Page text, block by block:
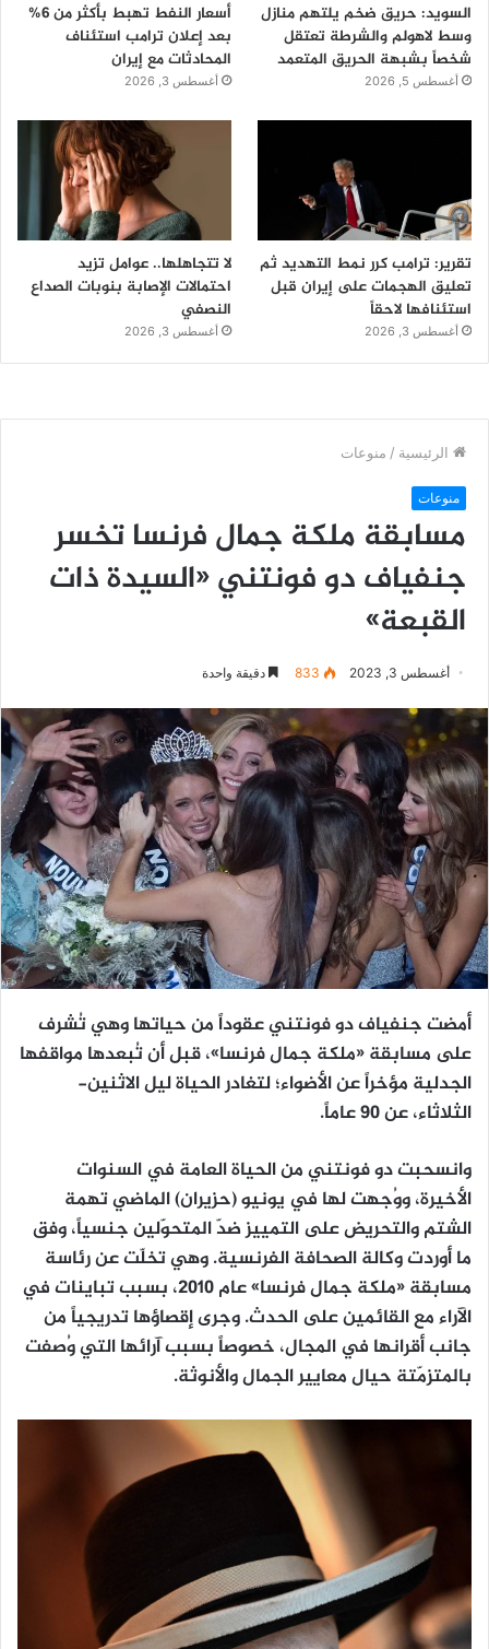
السويد: حريق ضخم يلتهم منازل
وسط لاهولم والشرطة تعتقل
شخصاً بشبهة الحريق المتعمد
أغسطس 5, 2026
أسعار النفط تهبط بأكثر من 6%
بعد إعلان ترامب استئناف
المحادثات مع إيران
أغسطس 3, 2026
تقرير: ترامب كرر نمط التهديد ثم
تعليق الهجمات على إيران قبل
استئنافها لاحقاً
أغسطس 3, 2026
لا تتجاهلها.. عوامل تزيد
احتمالات الإصابة بنوبات الصداع
النصفي
أغسطس 3, 2026